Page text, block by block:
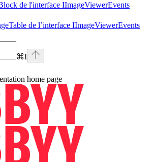
de l'interface IImageViewerEvents
de l’interface IImageViewerEvents
⌘I
home page